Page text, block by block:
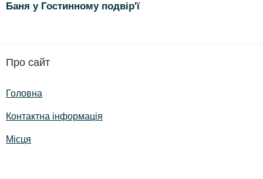
Баня у Гостинному подвір'ї
Про сайт
Головна
Контактна інформація
Місця